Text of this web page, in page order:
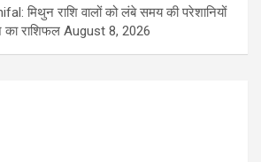
मिथुन राशि वालों को लंबे समय की परेशानियों
का राशिफल August 8, 2026